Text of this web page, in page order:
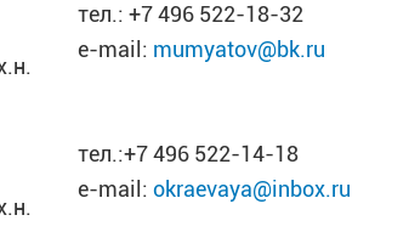
тел.: +7 496 522-18-32
e-mail: mumyatov@bk.ru
тел.:+7 496 522-14-18
e-mail:okraevaya@inbox.ru